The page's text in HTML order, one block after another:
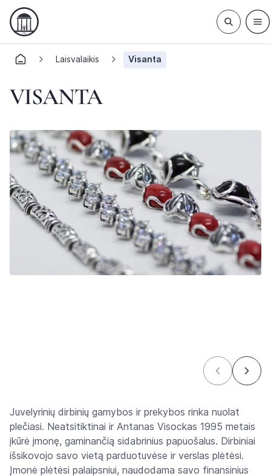
Laisvalaikis Visanta
VISANTA
Juvelyrinių dirbinių gamybos ir prekybos rinka nuolat
plečiasi. Neatsitiktinai ir Antanas Visockas 1995 metais
įkūrė įmonę, gaminančią sidabrinius papuošalus. Dirbiniai
išsikovojo savo vietą parduotuvėse ir verslas plėtėsi.
Įmonė plėtėsi palaipsniui, naudodama savo finansinius